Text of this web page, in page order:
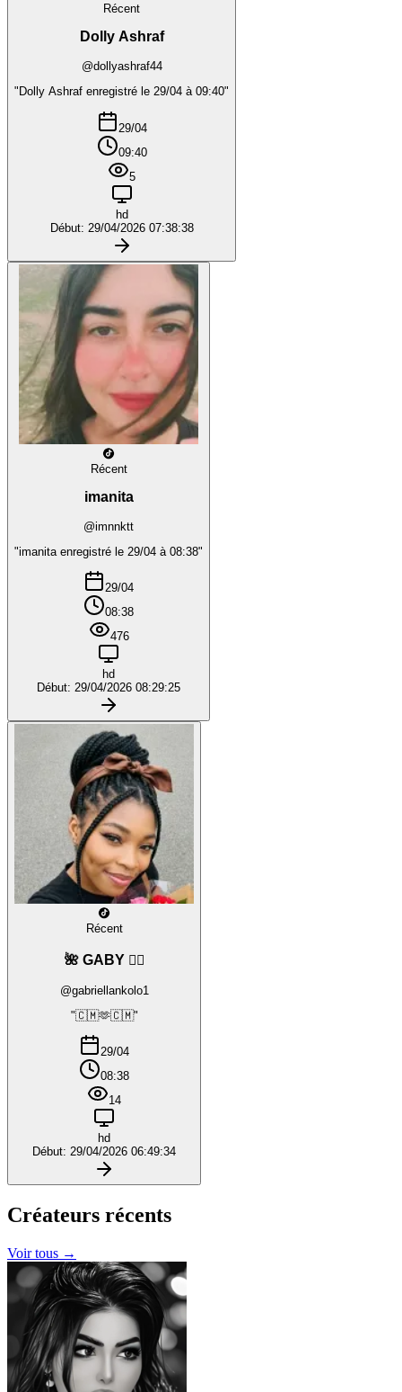
Récent
Dolly Ashraf
@dollyashraf44
"Dolly Ashraf enregistré le 29/04 à 09:40"
29/04
09:40
5
hd
Début: 29/04/2026 07:38:38
Récent
imanita
@imnnktt
"imanita enregistré le 29/04 à 08:38"
29/04
08:38
476
hd
Début: 29/04/2026 08:29:25
Récent
🌺 GABY ❤️‍🔥
@gabriellankolo1
"🇨🇲🫶🇨🇲"
29/04
08:38
14
hd
Début: 29/04/2026 06:49:34
Créateurs récents
Voir tous →